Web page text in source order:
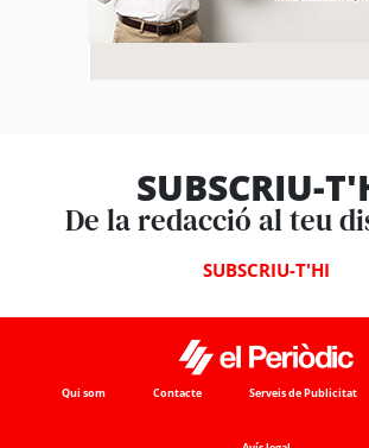
SUBSCRIU-
De la redacció al teu
SUBSCRIU-T'HI
Qui som Contacte Serveis de Publicitat